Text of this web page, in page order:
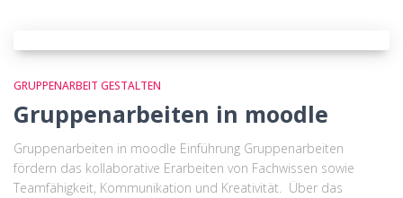
GRUPPENARBEIT GESTALTEN
Gruppenarbeiten in moodle
Gruppenarbeiten in moodle Einführung Gruppenarbeiten
fördern das kollaborative Erarbeiten von Fachwissen sowie
Teamfähigkeit, Kommunikation und Kreativität. Über das